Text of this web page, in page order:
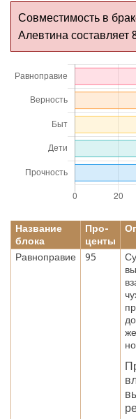
Совместимость в
Алевтина составляет
Название
блока
Про-
центы
Равноправие 95